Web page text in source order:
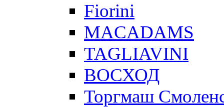
Fiorini
MACADAMS
TAGLIAVINI
ВОСХОД
Торгмаш